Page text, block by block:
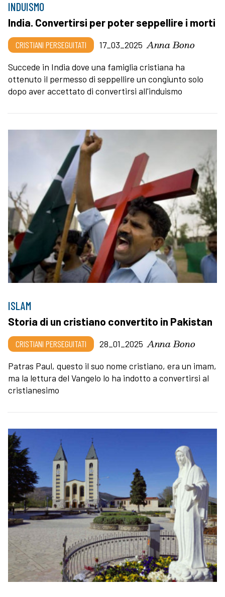
INDUISMO
India. Convertirsi per poter seppellire i morti
CRISTIANI PERSEGUITATI 17_03_2025 Anna Bono
Succede in India dove una famiglia cristiana ha
ottenuto il permesso di seppellire un congiunto solo
dopo aver accettato di convertirsi all'induismo
ISLAM
Storia di un cristiano convertito in Pakistan
CRISTIANI PERSEGUITATI 28_01_2025 Anna Bono
Patras Paul, questo il suo nome cristiano, era un imam,
ma la lettura del Vangelo lo ha indotto a convertirsi al
cristianesimo